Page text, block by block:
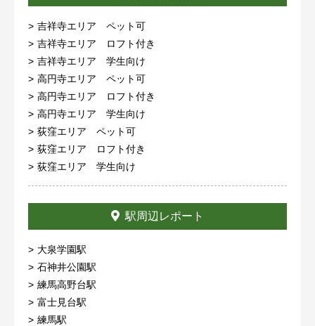
吉祥寺エリア ペット可
吉祥寺エリア ロフト付き
吉祥寺エリア 学生向け
高円寺エリア ペット可
高円寺エリア ロフト付き
高円寺エリア 学生向け
荻窪エリア ペット可
荻窪エリア ロフト付き
荻窪エリア 学生向け
駅周辺レポート
大泉学園駅
石神井公園駅
練馬高野台駅
富士見台駅
練馬駅